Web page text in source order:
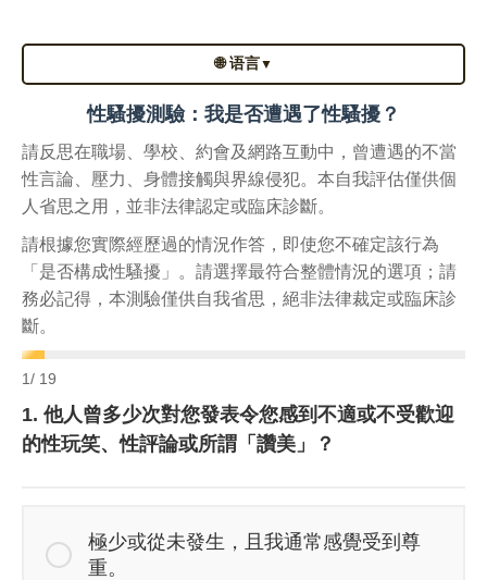
🌐 语言▼
性騷擾測驗：我是否遭遇了性騷擾？
請反思在職場、學校、約會及網路互動中，曾遭遇的不當
性言論、壓力、身體接觸與界線侵犯。本自我評估僅供個
人省思之用，並非法律認定或臨床診斷。
請根據您實際經歷過的情況作答，即使您不確定該行為
「是否構成性騷擾」。請選擇最符合整體情況的選項；請
務必記得，本測驗僅供自我省思，絕非法律裁定或臨床診
斷。
1/ 19
1. 他人曾多少次對您發表令您感到不適或不受歡迎
的性玩笑、性評論或所謂「讚美」？
極少或從未發生，且我通常感覺受到尊
重。